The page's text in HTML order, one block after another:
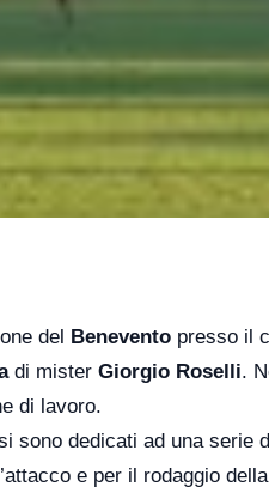
del Benevento presso il
di mister Giorgio Roselli.
di lavoro.
sono dedicati ad una
e per il rodaggio